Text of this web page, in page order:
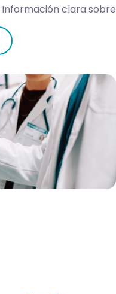
Información clara sobre